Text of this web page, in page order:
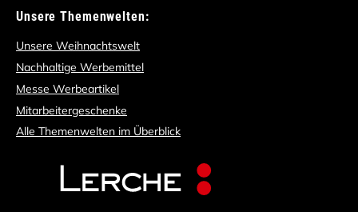
Unsere Themenwelten:
Unsere Weihnachtswelt
Nachhaltige Werbemittel
Messe Werbeartikel
Mitarbeitergeschenke
Alle Themenwelten im Überblick